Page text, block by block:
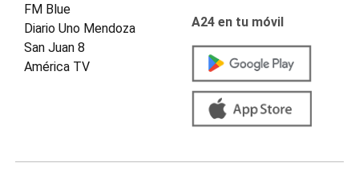
FM Blue
Diario Uno Mendoza
San Juan 8
América TV
A24 en tu móvil